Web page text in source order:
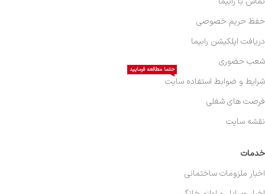
خدمات
اخبار ملزومات ساختمانی
حفظ حریم خصوصی
دریافت اپلکیشن رابیما
شعب حضوری
شرایط و ضوابط استفاده سایت
حتما مطالعه فرمایید
فرصت های شغلی
نقشه سایت